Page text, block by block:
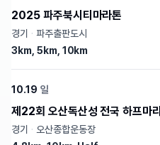
2025 파주북시티마라톤
경기 · 파주출판도시
3km, 5km, 10km
10.19 일
제22회 오산독산성 전국 하프마
경기 · 오산종합운동장